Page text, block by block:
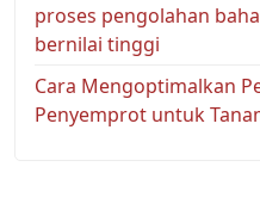
proses pengolahan
bernilai tinggi
Cara Mengoptimalkan
Penyemprot untuk